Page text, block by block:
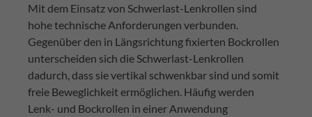
Mit dem Einsatz von Schwerlast-Lenkrollen sind
hohe technische Anforderungen verbunden.
Gegenüber den in Längsrichtung fixierten Bockrollen
unterscheiden sich die Schwerlast-Lenkrollen
dadurch, dass sie vertikal schwenkbar sind und somit
freie Beweglichkeit ermöglichen. Häufig werden
Lenk- und Bockrollen in einer Anwendung